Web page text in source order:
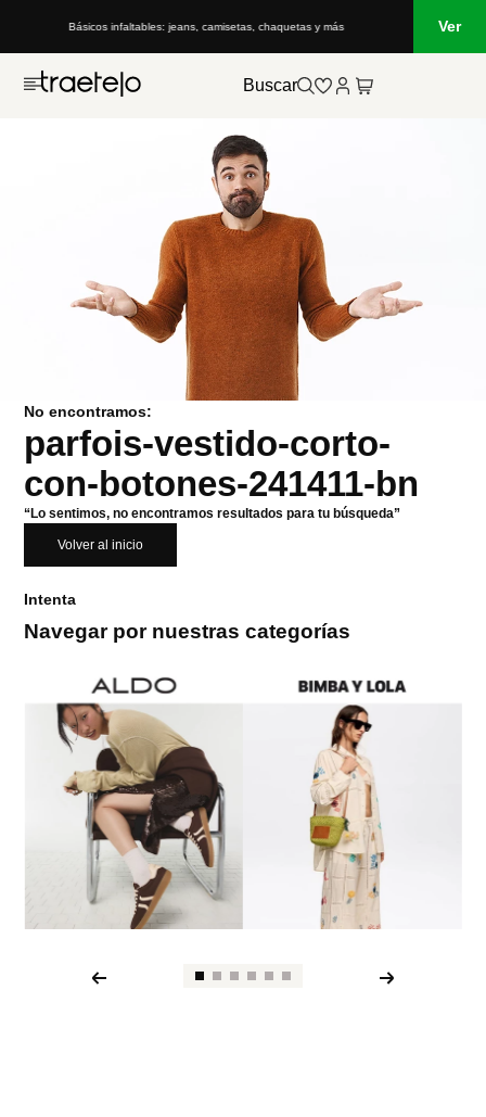
Básicos infaltables: jeans, camisetas, chaquetas y más Ver
Buscar
No encontramos:
parfois-vestido-corto-
con-botones-241411-bn
“Lo sentimos, no encontramos resultados para tu búsqueda”
Volver al inicio
Intenta
Navegar por nuestras categorías